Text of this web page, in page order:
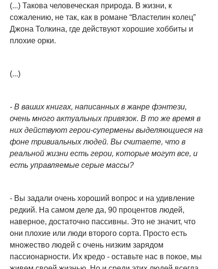
(...) Такова человеческая природа. В жизни, к
сожалению, не так, как в романе “Властелин колец”
Джона Толкина, где действуют хорошие хоббиты и
плохие орки.
(...)
- В ваших книгах, написанных в жанре фэнтези,
очень много актуальных привязок. В то же время в
них действуют герои-супермены выделяющиеся на
фоне тривиальных людей. Вы считаете, что в
реальной жизни есть герои, которые могут все, и
есть управляемые серые массы?
- Вы задали очень хороший вопрос и на удивление
редкий. На самом деле да, 90 процентов людей,
наверное, достаточно пассивны. Это не значит, что
они плохие или люди второго сорта. Просто есть
множество людей с очень низким зарядом
пассионарности. Их кредо - оставьте нас в покое, мы